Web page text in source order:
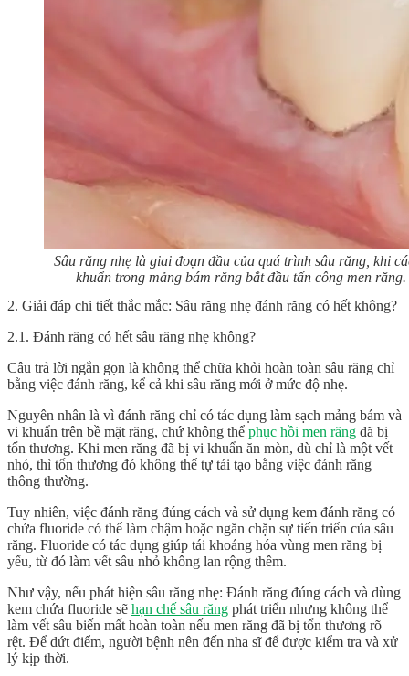
Sâu răng nhẹ là giai đoạn đầu của quá trình sâu răng, khi
khuẩn trong mảng bám răng bắt đầu tấn công men răng.
2. Giải đáp chi tiết thắc mắc: Sâu răng nhẹ đánh răng có hết không?
2.1. Đánh răng có hết sâu răng nhẹ không?
Câu trả lời ngắn gọn là không thể chữa khỏi hoàn toàn sâu răng chỉ
bằng việc đánh răng, kể cả khi sâu răng mới ở mức độ nhẹ.
Nguyên nhân là vì đánh răng chỉ có tác dụng làm sạch mảng bám và
vi khuẩn trên bề mặt răng, chứ không thể phục hồi men răng đã bị
tổn thương. Khi men răng đã bị vi khuẩn ăn mòn, dù chỉ là một vết
nhỏ, thì tổn thương đó không thể tự tái tạo bằng việc đánh răng
thông thường.
Tuy nhiên, việc đánh răng đúng cách và sử dụng kem đánh răng có
chứa fluoride có thể làm chậm hoặc ngăn chặn sự tiến triển của sâu
răng. Fluoride có tác dụng giúp tái khoáng hóa vùng men răng bị
yếu, từ đó làm vết sâu nhỏ không lan rộng thêm.
Như vậy, nếu phát hiện sâu răng nhẹ: Đánh răng đúng cách và dùng
kem chứa fluoride sẽ hạn chế sâu răng phát triển nhưng không thể
làm vết sâu biến mất hoàn toàn nếu men răng đã bị tổn thương rõ
rệt. Để dứt điểm, người bệnh nên đến nha sĩ để được kiểm tra và xử
lý kịp thời.